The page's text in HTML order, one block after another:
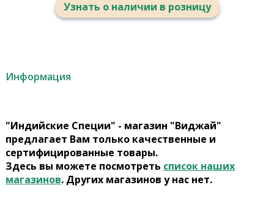
Узнать о наличии в розницу
Информация
"Индийские Специи" - магазин "Виджай"
предлагает Вам только качественные и
сертифицированные товары.
Здесь вы можете посмотреть список наших
магазинов. Других магазинов у нас нет.